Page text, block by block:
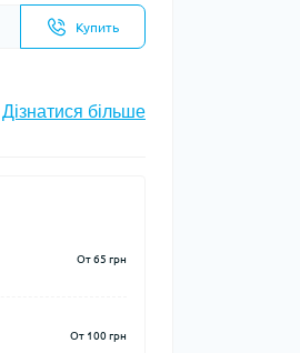
Купить
Дізнатися більше
От 65 грн
От 100 грн